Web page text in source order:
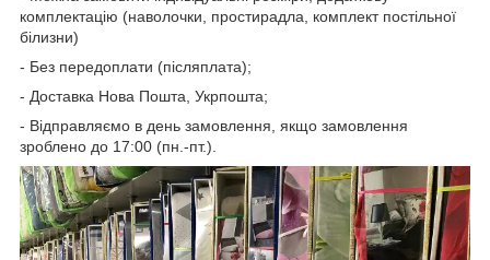
комплектацію (наволочки, простирадла, комплект постільної
білизни)
- Без передоплати (післяплата);
- Доставка Нова Пошта, Укрпошта;
- Відправляємо в день замовлення, якщо замовлення
зроблено до 17:00 (пн.-пт.).